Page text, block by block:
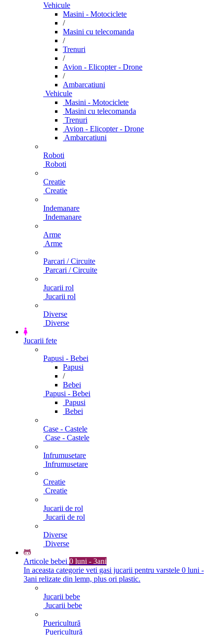
Vehicule
Masini - Motociclete
/
Masini cu telecomanda
/
Trenuri
/
Avion - Elicopter - Drone
/
Ambarcatiuni
Vehicule
Masini - Motociclete
Masini cu telecomanda
Trenuri
Avion - Elicopter - Drone
Ambarcatiuni
Roboti
Roboti
Creatie
Creatie
Indemanare
Indemanare
Arme
Arme
Parcari / Circuite
Parcari / Circuite
Jucarii rol
Jucarii rol
Diverse
Diverse
Jucarii fete
Papusi - Bebei
Papusi
/
Bebei
Papusi - Bebei
Papusi
Bebei
Case - Castele
Case - Castele
Infrumusetare
Infrumusetare
Creatie
Creatie
Jucarii de rol
Jucarii de rol
Diverse
Diverse
Articole bebei 0 luni - 3ani
In aceasta categorie veti gasi jucarii pentru varstele 0 luni -
3ani relizate din lemn, plus ori plastic.
Jucarii bebe
Jucarii bebe
Puericultură
Puericultură